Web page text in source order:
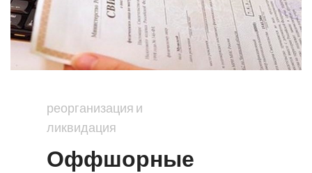
реорганизация и
ликвидация
Оффшорные